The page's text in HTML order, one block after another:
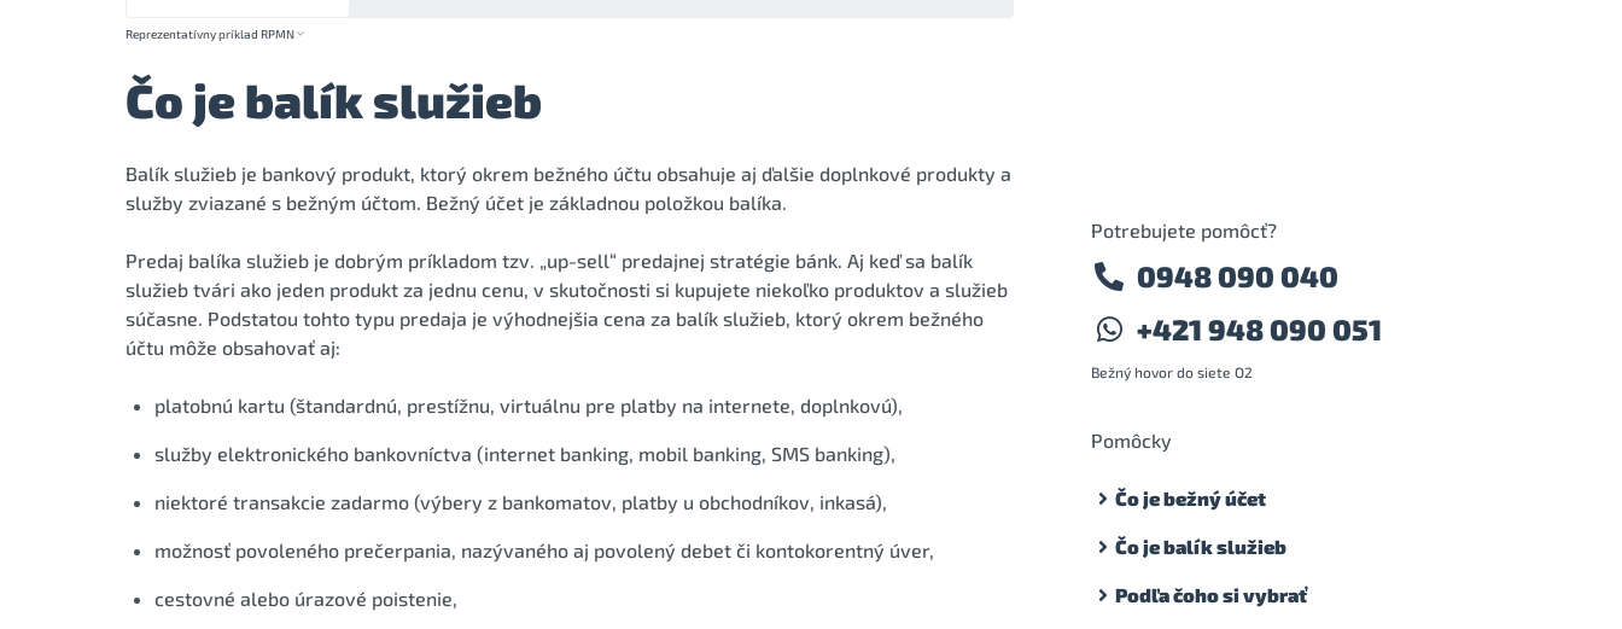
Reprezentatívny príklad RPMN
Čo je balík služieb
Balík služieb je bankový produkt, ktorý okrem bežného účtu obsahuje aj ďalšie doplnkové produkty a
služby zviazané s bežným účtom. Bežný účet je základnou položkou balíka.
Predaj balíka služieb je dobrým príkladom tzv. „up-sell“ predajnej stratégie bánk. Aj keď sa balík
služieb tvári ako jeden produkt za jednu cenu, v skutočnosti si kupujete niekoľko produktov a služieb
súčasne. Podstatou tohto typu predaja je výhodnejšia cena za balík služieb, ktorý okrem bežného
účtu môže obsahovať aj:
platobnú kartu (štandardnú, prestížnu, virtuálnu pre platby na internete, doplnkovú),
služby elektronického bankovníctva (internet banking, mobil banking, SMS banking),
niektoré transakcie zadarmo (výbery z bankomatov, platby u obchodníkov, inkasá),
možnosť povoleného prečerpania, nazývaného aj povolený debet či kontokorentný úver,
cestovné alebo úrazové poistenie,
Potrebujete pomôcť?
0948 090 040
+421 948 090 051
Bežný hovor do siete O2
Pomôcky
Čo je bežný účet
Čo je balík služieb
Podľa čoho si vybrať